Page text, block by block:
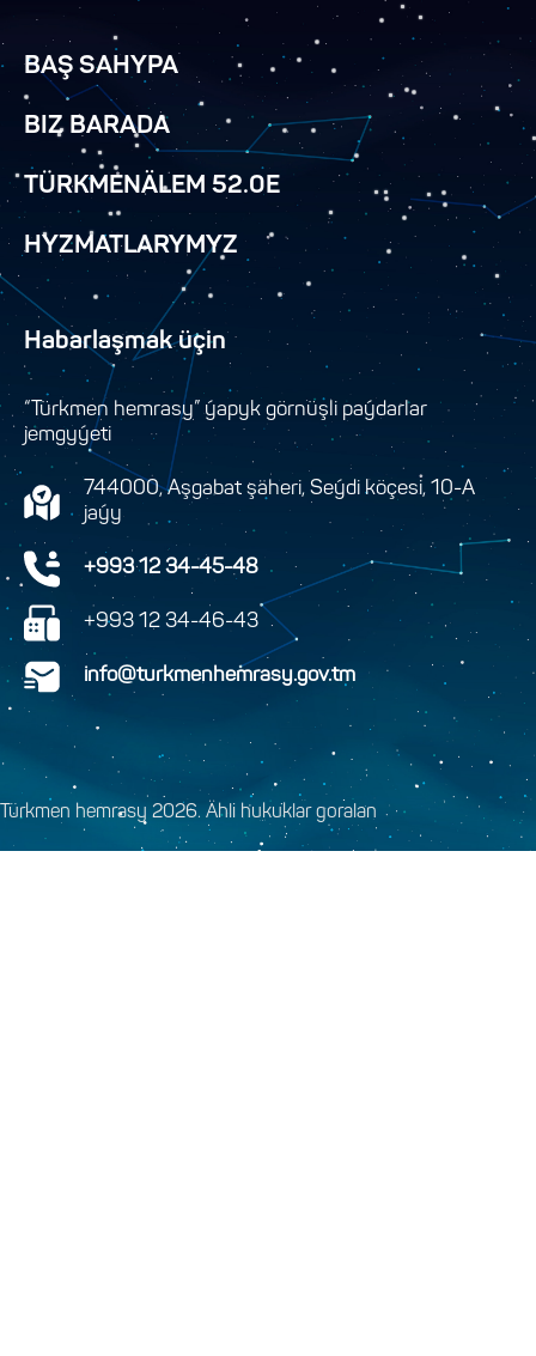
BAŞ SAHYPA
BIZ BARADA
TÜRKMENÄLEM 52.0E
HYZMATLARYMYZ
Habarlaşmak üçin
“Türkmen hemrasy” ýapyk görnüşli paýdarlar
jemgyýeti
744000, Aşgabat şäheri, Seýdi köçesi, 10-A
jaýy
+993 12 34-45-48
+993 12 34-46-43
info@turkmenhemrasy.gov.tm
Türkmen hemrasy 2026. Ähli hukuklar goralan